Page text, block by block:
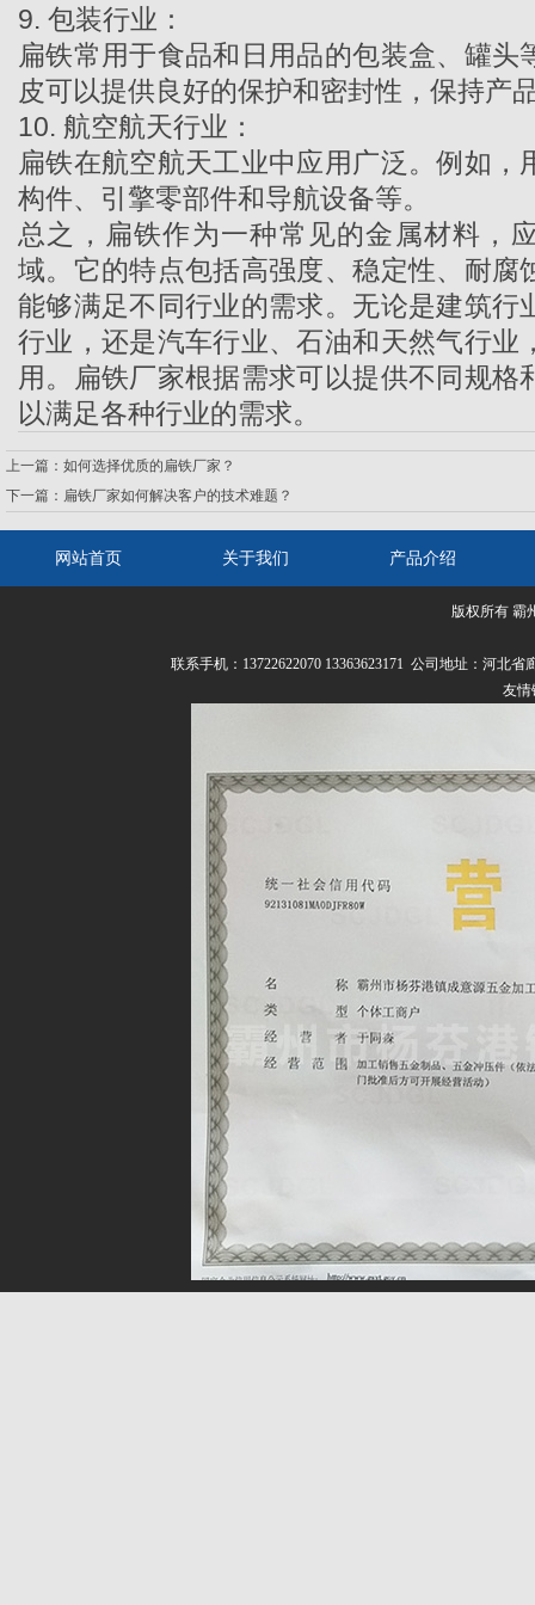
9. 包装行业：
扁铁常用于食品和日用品的包装盒、罐头
皮可以提供良好的保护和密封性，保持产
10. 航空航天行业：
扁铁在航空航天工业中应用广泛。例如，
构件、引擎零部件和导航设备等。
总之，扁铁作为一种常见的金属材料，
域。它的特点包括高强度、稳定性、耐腐
能够满足不同行业的需求。无论是建筑行
行业，还是汽车行业、石油和天然气行业
用。扁铁厂家根据需求可以提供不同规格
以满足各种行业的需求。
上一篇： 如何选择优质的扁铁厂家？
下一篇： 扁铁厂家如何解决客户的技术难题？
网站首页 关于我们 产品介绍
版权所有 霸
联系手机：13722622070 13363623171 公司地址：河北
友情